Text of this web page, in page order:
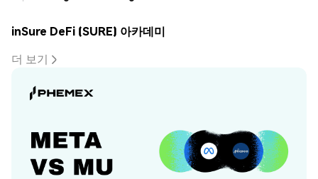
inSure DeFi (SURE) 아카데미
더 보기